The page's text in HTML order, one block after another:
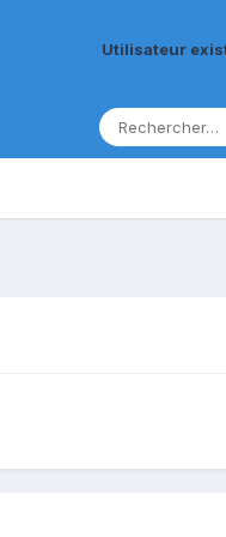
Utilisateur